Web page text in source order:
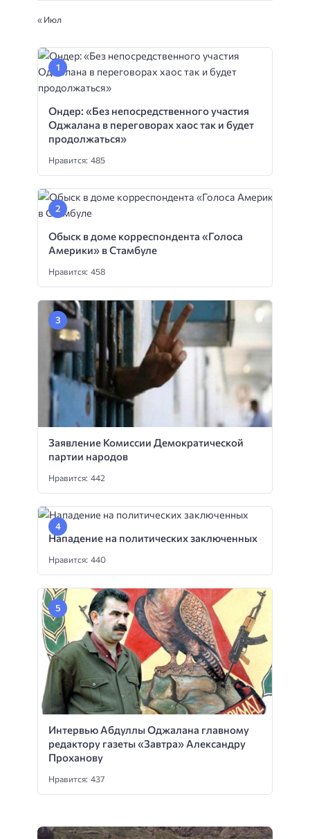
« Июл
Ондер: «Без непосредственного участия
Оджалана в переговорах хаос так и будет
продолжаться»
Нравится: 485
Обыск в доме корреспондента «Голоса
Америки» в Стамбуле
Нравится: 458
Заявление Комиссии Демократической
партии народов
Нравится: 442
Нападение на политических заключенных
Нравится: 440
Интервью Абдуллы Оджалана главному
редактору газеты «Завтра» Александру
Проханову
Нравится: 437